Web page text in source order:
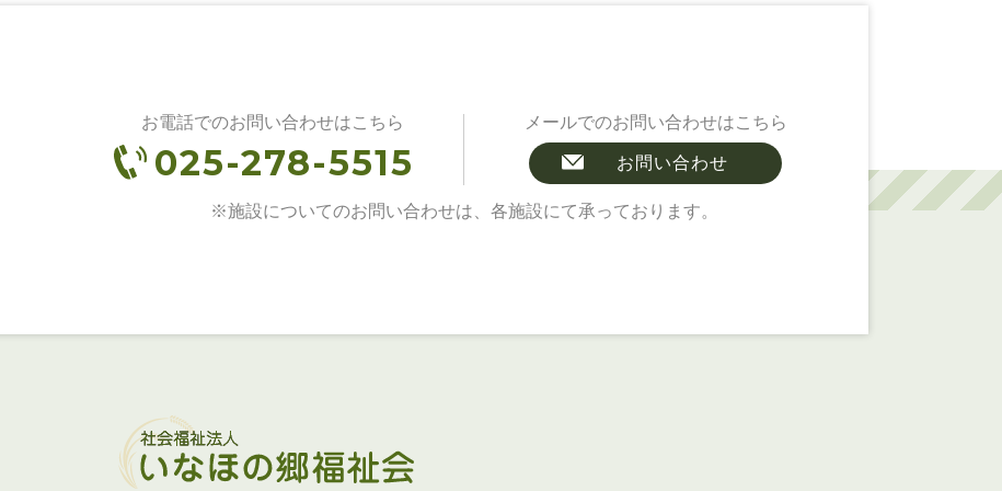
お電話でのお問い合わせはこちら
025-278-5515
メールでのお問い合わせはこちら
お問い合わせ
※施設についてのお問い合わせは、各施設にて承っております。